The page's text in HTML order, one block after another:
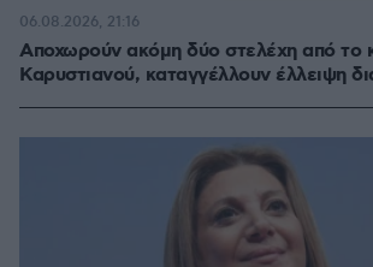
Αποχωρούν ακόμη δύο στελέχη από το
Καρυστιανού, καταγγέλλουν έλλειψη
06.08.2026, 21:16